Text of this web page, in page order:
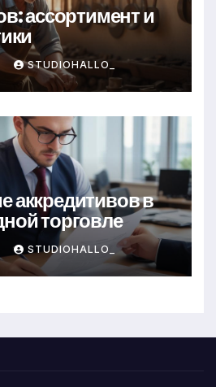
ассортимент и
STUDIOHALLO_
в
торговле
STUDIOHALLO_